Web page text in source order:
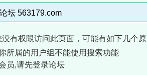
坛 563179.com
有权限访问此页面，可能有如下几个
所属的用户组不能使用搜索功能
员,请先登录论坛